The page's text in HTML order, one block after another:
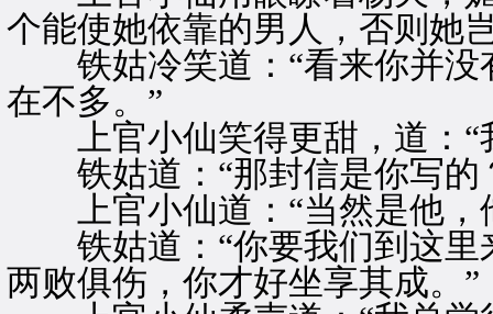
个能使她依靠的男人，否则她
铁姑冷笑道：“看来你并没
在不多。”
上官小仙笑得更甜，道：“
铁姑道：“那封信是你写的
上官小仙道：“当然是他，
铁姑道：“你要我们到这里
两败俱伤，你才好坐享其成。”